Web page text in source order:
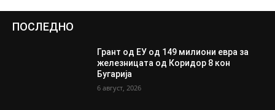
ПОСЛЕДНО
Грант од ЕУ од 149 милиони евра за
железницата од Коридор 8 кон
Бугарија
6 август, 2026